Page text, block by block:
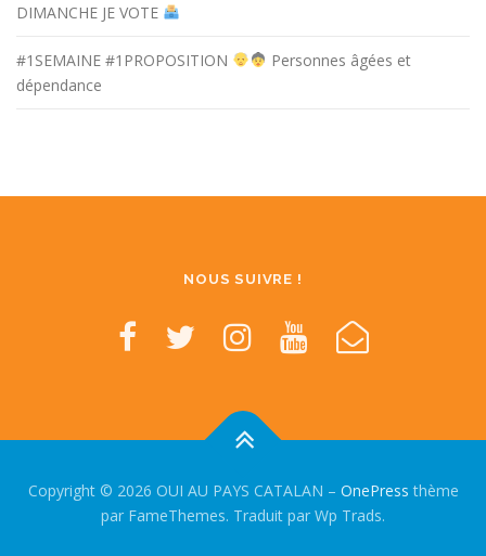
DIMANCHE JE VOTE
#1SEMAINE #1PROPOSITION
Personnes âgées et
dépendance
NOUS SUIVRE !
Copyright © 2026 OUI AU PAYS CATALAN – OnePress thème
par FameThemes. Traduit par Wp Trads.